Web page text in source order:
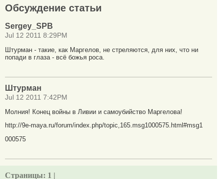
Обсуждение статьи
Sergey_SPB
Jul 12 2011 8:29PM
Штурман - такие, как Маргелов, не стреляются, для них, что ни
попади в глаза - всё божья роса.
Штурман
Jul 12 2011 7:42PM
Молния! Конец войны в Ливии и самоубийство Маргелова!
http://9e-maya.ru/forum/index.php/topic,165.msg1000575.html#msg1
000575
Страницы: 1 |